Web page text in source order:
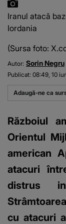
Iranul atacă
Iordania
(Sursa foto:
Autor: Sorin Negru
Publicat: 08:49, 10
Adaugă-ne ca
Războiul
Orientul
american
atacuri
distrus
cu atacuri